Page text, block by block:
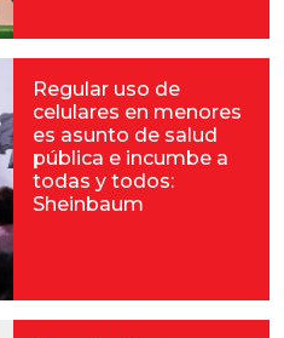
Regular uso de
celulares en menores
es asunto de salud
pública e incumbe a
todas y todos:
Sheinbaum